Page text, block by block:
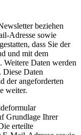
beziehen
Adresse sowie
dass Sie der
und mit dem
Weitere Daten werden
Daten
der angeforderten
weiter.
Grundlage Ihrer
erteilte